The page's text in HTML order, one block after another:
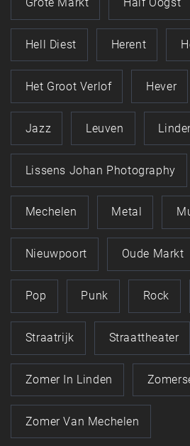
Hell Diest Herent
Het Groot Verlof Hever
Jazz Leuven
Lissens Johan Photography
Mechelen Metal
Nieuwpoort Oude Markt
Pop Punk Rock
Straatrijk Straattheater
Zomer In Linden
Zomer Van Mechelen